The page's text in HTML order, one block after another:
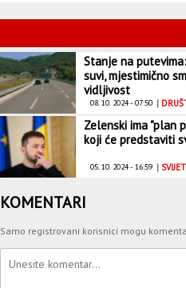
Stanje na
suvi, mjestimično
vidljivost
08. 10. 2024 - 07:50 |
Zelenski ima "plan
koji će predstaviti
05. 10. 2024 - 16:59 | SVIJET
KOMENTARI
Samo registrovani korisnici mogu